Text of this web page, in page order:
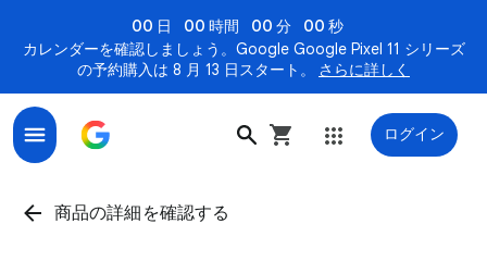
00 日 00 時間 00 分
00 秒
カレンダーを確認しましょう。Google Google Pixel 11 シリーズ
の予約購入は 8 月 13 日スタート。
さらに詳しく
ログイン
商品の詳細を確認する